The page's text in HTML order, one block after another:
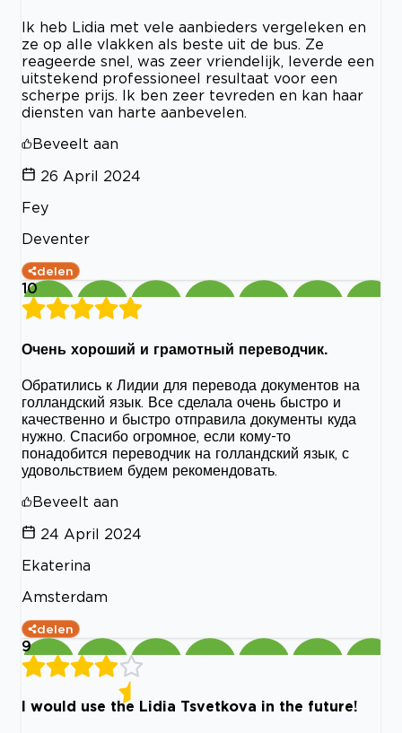
Ik heb Lidia met vele aanbieders vergeleken en
ze op alle vlakken als beste uit de bus. Ze
reageerde snel, was zeer vriendelijk, leverde een
uitstekend professioneel resultaat voor een
scherpe prijs. Ik ben zeer tevreden en kan haar
diensten van harte aanbevelen.
Beveelt aan
26 April 2024
Fey
Deventer
delen
10
Очень хороший и грамотный переводчик.
Обратились к Лидии для перевода документов на
голландский язык. Все сделала очень быстро и
качественно и быстро отправила документы куда
нужно. Спасибо огромное, если кому-то
понадобится переводчик на голландский язык, с
удовольствием будем рекомендовать.
Beveelt aan
24 April 2024
Ekaterina
Amsterdam
delen
9
I would use the Lidia Tsvetkova in the future!